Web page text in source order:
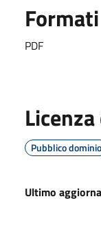
PDF
Pubblico dominio
Ultimo